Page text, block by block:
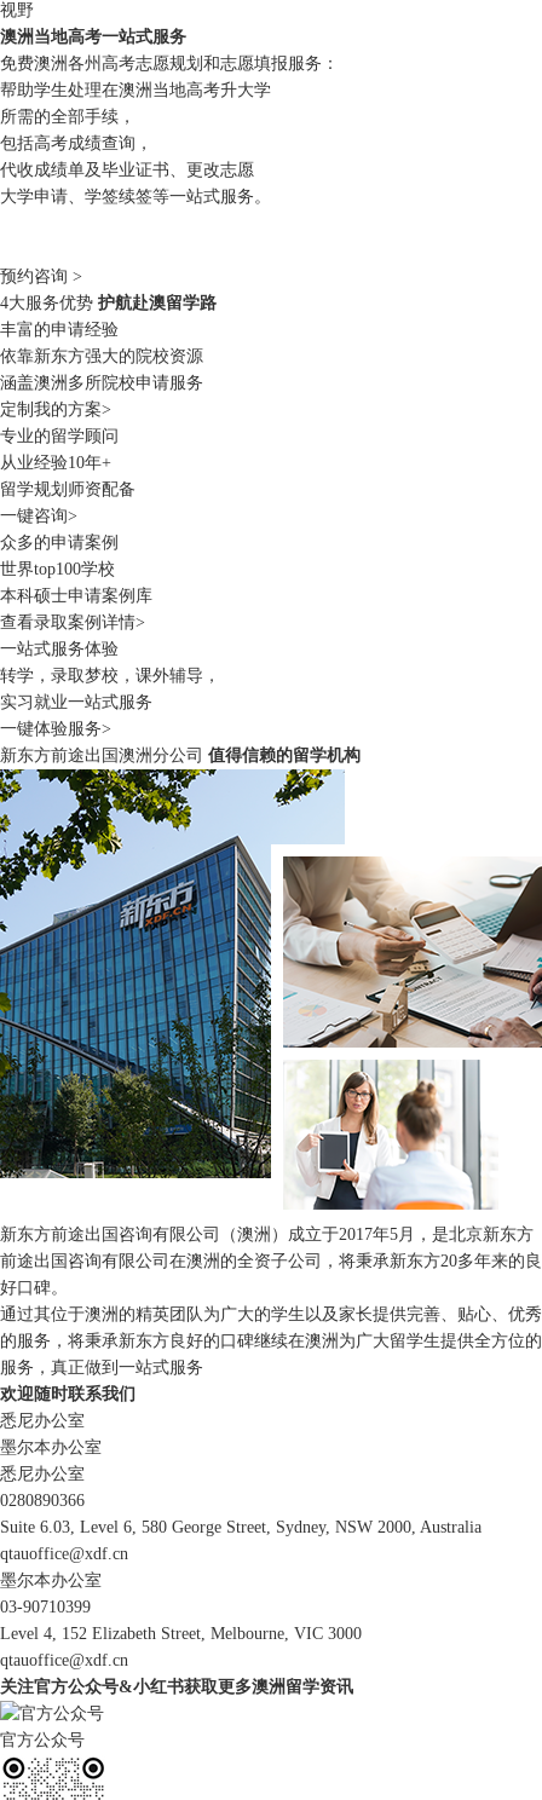
视野
澳洲当地高考一站式服务
免费澳洲各州高考志愿规划和志愿填报服务：
帮助学生处理在澳洲当地高考升大学
所需的全部手续，
包括高考成绩查询，
代收成绩单及毕业证书、更改志愿
大学申请、学签续签等一站式服务。
预约咨询 >
4大服务优势 护航赴澳留学路
丰富的申请经验
依靠新东方强大的院校资源
涵盖澳洲多所院校申请服务
定制我的方案>
专业的留学顾问
从业经验10年+
留学规划师资配备
一键咨询>
众多的申请案例
世界top100学校
本科硕士申请案例库
查看录取案例详情>
一站式服务体验
转学，录取梦校，课外辅导，
实习就业一站式服务
一键体验服务>
新东方前途出国澳洲分公司 值得信赖的留学机构
新东方前途出国咨询有限公司（澳洲）成立于2017年5月，是北京新东方
前途出国咨询有限公司在澳洲的全资子公司，将秉承新东方20多年来的良
好口碑。
通过其位于澳洲的精英团队为广大的学生以及家长提供完善、贴心、优秀
的服务，将秉承新东方良好的口碑继续在澳洲为广大留学生提供全方位的
服务，真正做到一站式服务
欢迎随时联系我们
悉尼办公室
墨尔本办公室
悉尼办公室
0280890366
Suite 6.03, Level 6, 580 George Street, Sydney, NSW 2000, Australia
qtauoffice@xdf.cn
墨尔本办公室
03-90710399
Level 4, 152 Elizabeth Street, Melbourne, VIC 3000
qtauoffice@xdf.cn
关注官方公众号&小红书获取更多澳洲留学资讯
官方公众号